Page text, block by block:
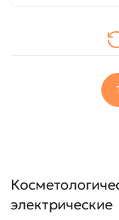
электрические